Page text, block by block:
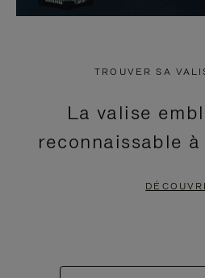
TROUVER SA
La valise
reconnaissable